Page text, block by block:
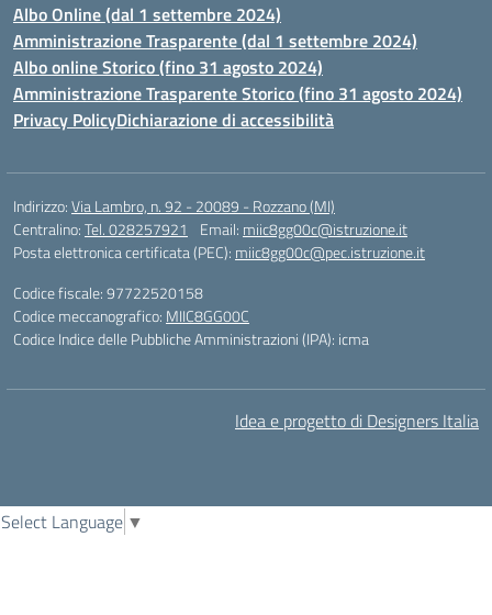
Albo Online (dal 1 settembre 2024)
Amministrazione Trasparente (dal 1 settembre 2024)
Albo online Storico (fino 31 agosto 2024)
Amministrazione Trasparente Storico (fino 31 agosto 2024)
Privacy PolicyDichiarazione di accessibilità
Indirizzo:Via Lambro, n. 92 - 20089 - Rozzano (MI)
Centralino:Tel. 028257921 Email: miic8gg00c@istruzione.it
Posta elettronica certificata (PEC): miic8gg00c@pec.istruzione.it
Codice fiscale: 97722520158
Codice meccanografico: MIIC8GG00C
Codice Indice delle Pubbliche Amministrazioni (IPA): icma
Idea e progetto di Designers Italia
Select Language ▼